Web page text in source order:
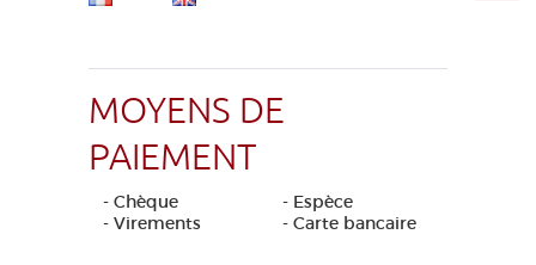
MOYENS DE
PAIEMENT
- Chèque
- Espèce
- Virements
- Carte bancaire